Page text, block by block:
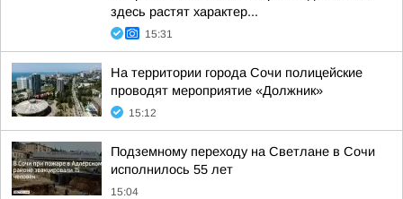
здесь растят характер...
15:31
На территории города Сочи полицейские
проводят мероприятие «Должник»
15:12
Подземному переходу на Светлане в Сочи
исполнилось 55 лет
15:04